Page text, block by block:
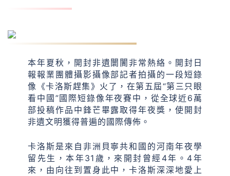
本年夏秋，開封非遺闤闠非常熱絡。開封日
報報業團體攝影攝像部記者拍攝的一段短錄
像《卡洛斯趕集》火了，在第五屆“第三只眼
看中國”國際短錄像年夜賽中，從全球近6萬
部投稿作品中鋒芒畢露取得年夜獎，使開封
非遺文明獲得普遍的國際傳佈。
卡洛斯是來自非洲貝寧共和國的河南年夜學
留先生，本年31歲，來開封曾經4年。4年
來，由向往到置身此中，卡洛斯深深地愛上